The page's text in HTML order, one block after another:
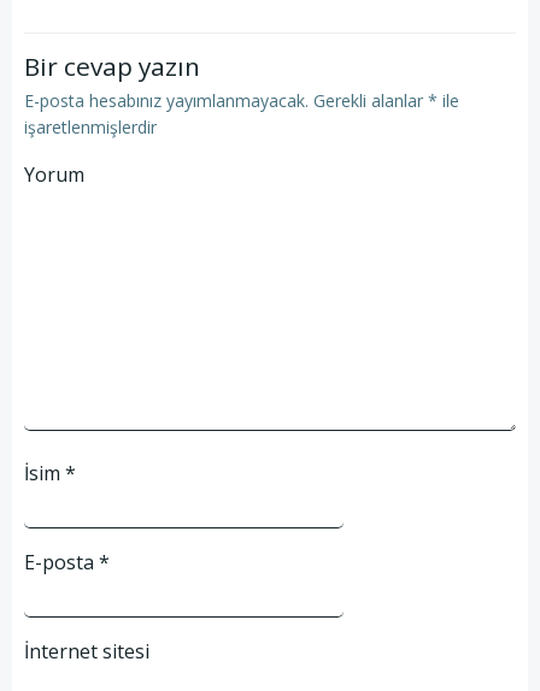
Bir cevap yazın
E-posta hesabınız yayımlanmayacak. Gerekli alanlar * ile
işaretlenmişlerdir
Yorum
İsim *
E-posta *
İnternet sitesi